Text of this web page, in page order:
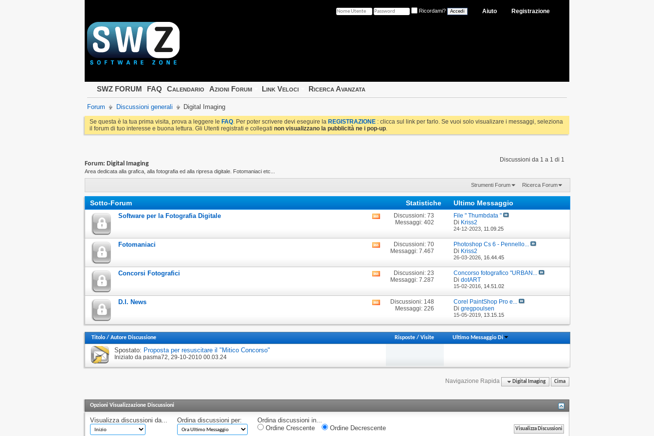
Registrazione
Aiuto
Ricordami?
SWZ FORUM FAQ Calendario Azioni Forum Link Veloci Ricerca Avanzata
Forum Discussioni generali Digital Imaging
Se questa è la tua prima visita, prova a leggere le FAQ. Per poter scrivere devi eseguire la REGISTRAZIONE : clicca sul link per farlo. Se vuoi solo visualizare i messaggi, seleziona
il forum di tuo interesse e buona lettura. Gli Utenti registrati e collegati non visualizzano la pubblicità ne i pop-up.
Discussioni da 1 a 1 di 1
Forum: Digital Imaging
Area dedicata alla grafica, alla fotografia ed alla ripresa digitale. Fotomaniaci etc...
Strumenti Forum Ricerca Forum
Sotto-Forum Statistiche Ultimo Messaggio
Software per la Fotografia Digitale
Visualizza
RSS
questo
Discussioni: 73
Messaggi: 402
File " Thumbdata "
Di Kriss2
24-12-2023, 11.09.25
Fotomaniaci
Visualizza
RSS
questo
Discussioni: 70
Messaggi: 7.467
Photoshop Cs 6 - Pennello...
Di Kriss2
26-03-2026, 16.44.45
Concorsi Fotografici
Visualizza
RSS
questo
Discussioni: 23
Messaggi: 7.287
Concorso fotografico "URBAN...
Di dotART
15-02-2016, 14.51.02
D.I. News
Visualizza
RSS
di
questo
Discussioni: 148
Messaggi: 226
Corel PaintShop Pro e...
Di gregpoulsen
15-05-2019, 13.15.15
Titolo / Autore Discussione Risposte/ Visite Ultimo Messaggio Di
Spostato: Proposta per resuscitare il "Mitico Concorso"
Iniziato da pasma72‎, 29-10-2010 00.03.24
Navigazione Rapida Digital Imaging Cima
Opzioni Visualizzazione Discussioni
Visualizza discussioni da... Ordina discussioni per:
Ordina discussioni in...
Ordine Crescente
Ordine Decrescente